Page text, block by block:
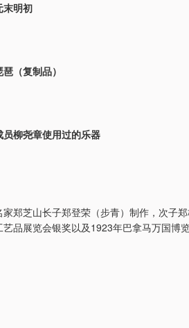
末明初
（复制品）
柳尧章使用过的乐器
家郑芝山长子郑登荣（步青）制作，次子
品展览会银奖以及1923年巴拿马万国博览